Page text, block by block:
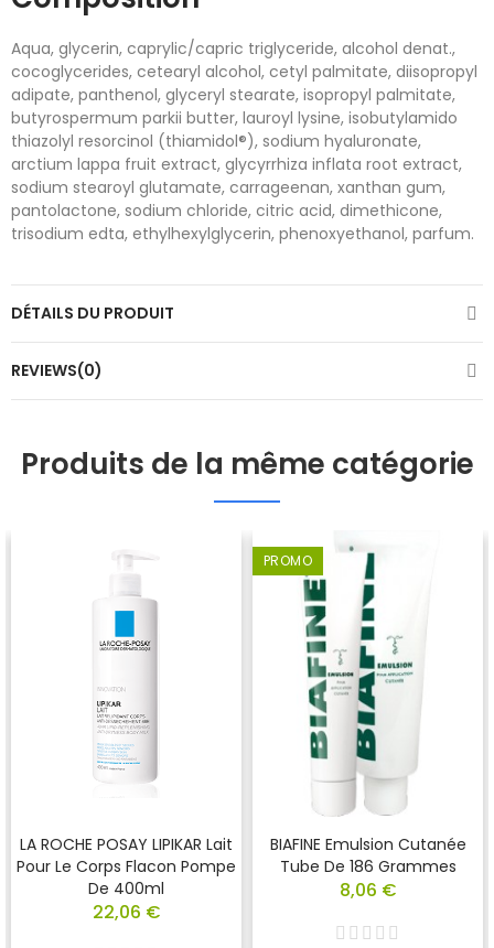
Aqua, glycerin, caprylic/capric triglyceride, alcohol denat.,
cocoglycerides, cetearyl alcohol, cetyl palmitate, diisopropyl
adipate, panthenol, glyceryl stearate, isopropyl palmitate,
butyrospermum parkii butter, lauroyl lysine, isobutylamido
thiazolyl resorcinol (thiamidol®), sodium hyaluronate,
arctium lappa fruit extract, glycyrrhiza inflata root extract,
sodium stearoyl glutamate, carrageenan, xanthan gum,
pantolactone, sodium chloride, citric acid, dimethicone,
trisodium edta, ethylhexylglycerin, phenoxyethanol, parfum.
DÉTAILS DU PRODUIT
REVIEWS(0)
Produits de la même catégorie
LA ROCHE POSAY LIPIKAR Lait
Pour Le Corps Flacon Pompe
De 400ml
22,06 €
PROMO
BIAFINE Emulsion Cutanée
Tube De 186 Grammes
8,06 €